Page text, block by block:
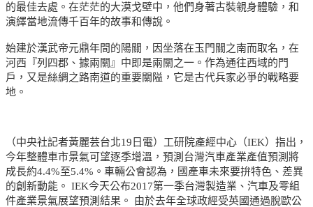
的最佳去處。在茫茫的大漠戈壁中，他們身著古裝親身體驗，和
演繹當地流傳千百年的故事和傳說。
始建於漢武帝元鼎年間的陽關，因坐落在玉門關之南而取名，在
河西『列四郡、據兩關』中即是兩關之一。作為通往西域的門
戶，又是絲綢之路南道的重要關隘，它是古代兵家必爭的戰略要
地。
（中央社記者黃麗芸台北19日電）工研院產經中心（IEK）指出，
今年整體車市景氣可望逐季增溫，預測台灣汽車產業產值預測將
成長約4.4%至5.4%。車輛公會認為，國產車未來要拚特色、差異
的創新動能。 IEK今天公布2017第一季台灣製造業、汽車及零組
件產業景氣展望預測結果。 由於去年全球政經受英國通過脫歐公